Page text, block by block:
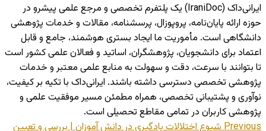
ایرانی‌داک (IraniDoc) یک پلتفرم تخصصی و مرجع علمی پیشرو در
حوزه ارائه پایان‌نامه، پروپوزال، پرسشنامه، مقالات و خدمات پژوهشی
دانشگاهی است. مأموریت ما ایجاد بستری هوشمند، جامع و قابل
اعتماد برای دانشجویان، پژوهشگران، اساتید و فعالان علمی کشور است
تا بتوانند با سرعت، دقت و سهولت به منابع علمی معتبر و خدمات
پژوهشی تخصصی دسترسی داشته باشند. ایرانی‌داک با تکیه بر کیفیت،
نوآوری و پشتیبانی تخصصی، همراه مطمئن مسیر موفقیت علمی و
پژوهشی کاربران در تمامی مقاطع تحصیلی است.
Previousشیوع اختلالات یادگیری در دانش آموزان | بررسی و تعیین